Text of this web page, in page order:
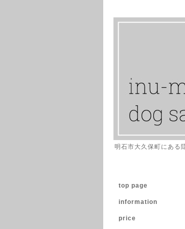
明石市大久保町にある
top page
information
price